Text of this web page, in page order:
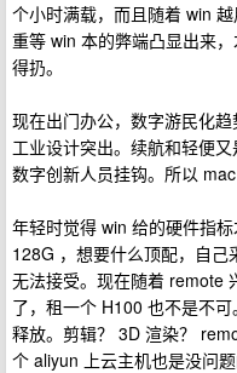
个小时满载，而且随着 win
重等 win 本的弊端凸显出来
得扔。
现在出门办公，数字游民化
工业设计突出。续航和轻便
数字创新人员挂钩。所以
年轻时觉得 win 给的硬件指
128G ，想要什么顶配，自己
无法接受。现在随着 remote
了，租一个 H100 也不是不
释放。剪辑？ 3D 渲染？
个 aliyun 上云主机也是没问题